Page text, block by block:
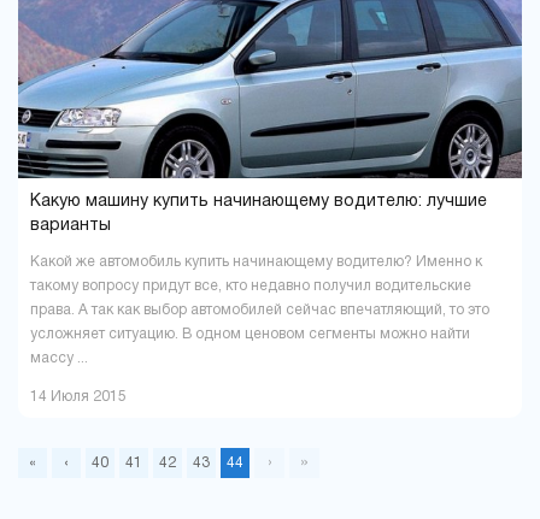
Какую машину купить начинающему водителю: лучшие
варианты
Какой же автомобиль купить начинающему водителю? Именно к
такому вопросу придут все, кто недавно получил водительские
права. А так как выбор автомобилей сейчас впечатляющий, то это
усложняет ситуацию. В одном ценовом сегменты можно найти
массу ...
14 Июля 2015
« ‹ 40 41 42 43 44 › »